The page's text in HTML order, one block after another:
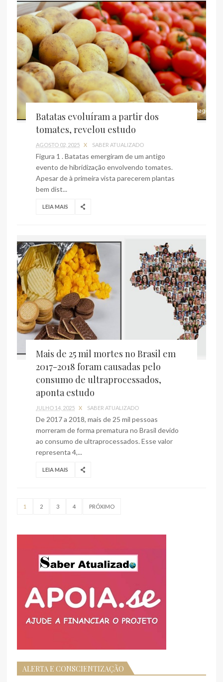
Batatas evoluíram a partir dos
tomates, revelou estudo
AGOSTO 02, 2025 X SABER ATUALIZADO
Figura 1 . Batatas emergiram de um antigo
evento de hibridização envolvendo tomates.
Apesar de à primeira vista parecerem plantas
bem dist...
LEIA MAIS
Mais de 25 mil mortes no Brasil em
2017-2018 foram causadas pelo
consumo de ultraprocessados,
aponta estudo
JULHO 14, 2025 X SABER ATUALIZADO
De 2017 a 2018, mais de 25 mil pessoas
morreram de forma prematura no Brasil devido
ao consumo de ultraprocessados. Esse valor
representa 4,...
LEIA MAIS
1 2 3 4 PRÓXIMO
ALERTA E CONSCIENTIZAÇÃO